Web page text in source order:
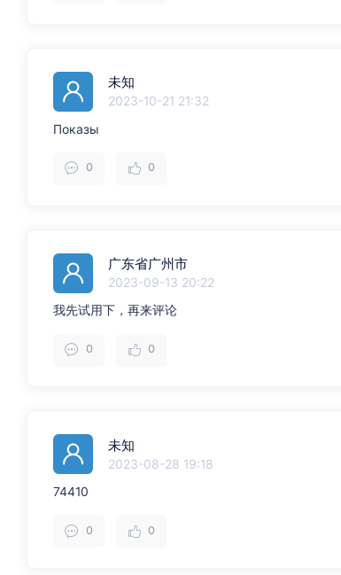
未知
2023-10-21 21:32
Показы
0 0
广东省广州市
2023-09-13 20:22
我先试用下，再来评论
0 0
未知
2023-08-28 19:18
74410
0 0